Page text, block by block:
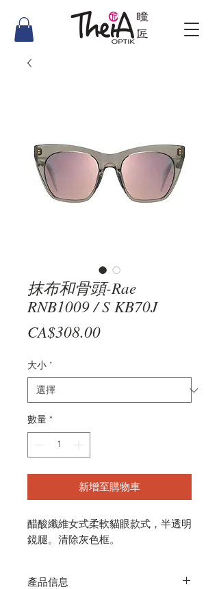
抹布和骨頭-Rae
RNB1009 / S KB70J
CA$308.00價
大小 *
數量 *
新增至購物車
醋酸纖維女式柔軟貓眼款式，半透明
鏡腿。清除灰色框。
產品信息